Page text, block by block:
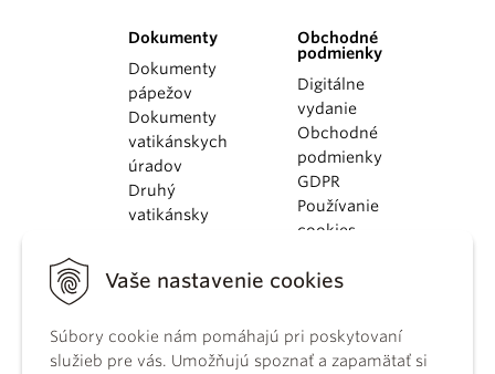
Vaše nastavenie cookies
Súbory cookie nám pomáhajú pri poskytovaní
služieb pre vás. Umožňujú spoznať a zapamätať si
Dokumenty
Dokumenty
pápežov
Dokumenty
vatikánskych
úradov
Druhý
vatikánsky
KBS
kánonického
práva
Obchodné
podmienky
Digitálne
vydanie
Obchodné
podmienky
GDPR
Používanie
cookies